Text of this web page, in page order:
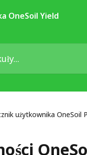
użytkownika OneSoil